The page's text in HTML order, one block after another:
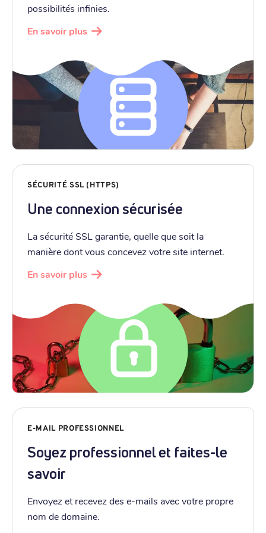
possibilités infinies.
En savoir plus
SÉCURITÉ SSL (HTTPS)
Une connexion sécurisée
La sécurité SSL garantie, quelle que soit la
manière dont vous concevez votre site internet.
En savoir plus
E-MAIL PROFESSIONNEL
Soyez professionnel et faites-le
savoir
Envoyez et recevez des e-mails avec votre propre
nom de domaine.